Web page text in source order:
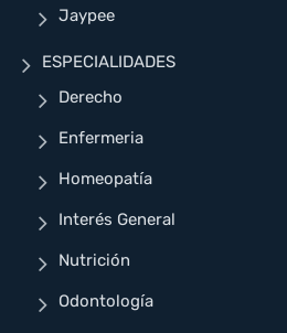
Jaypee
ESPECIALIDADES
Derecho
Enfermeria
Homeopatía
Interés General
Nutrición
Odontología